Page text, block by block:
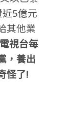
5億元
其他業
視台每
，養出
怪了!